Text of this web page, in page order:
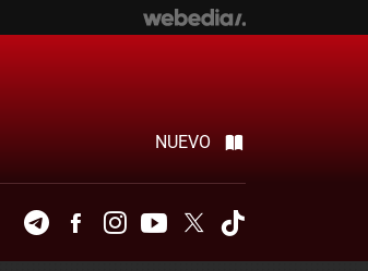
NUEVO
TelegramFacebookInstagramYoutubeTwitter